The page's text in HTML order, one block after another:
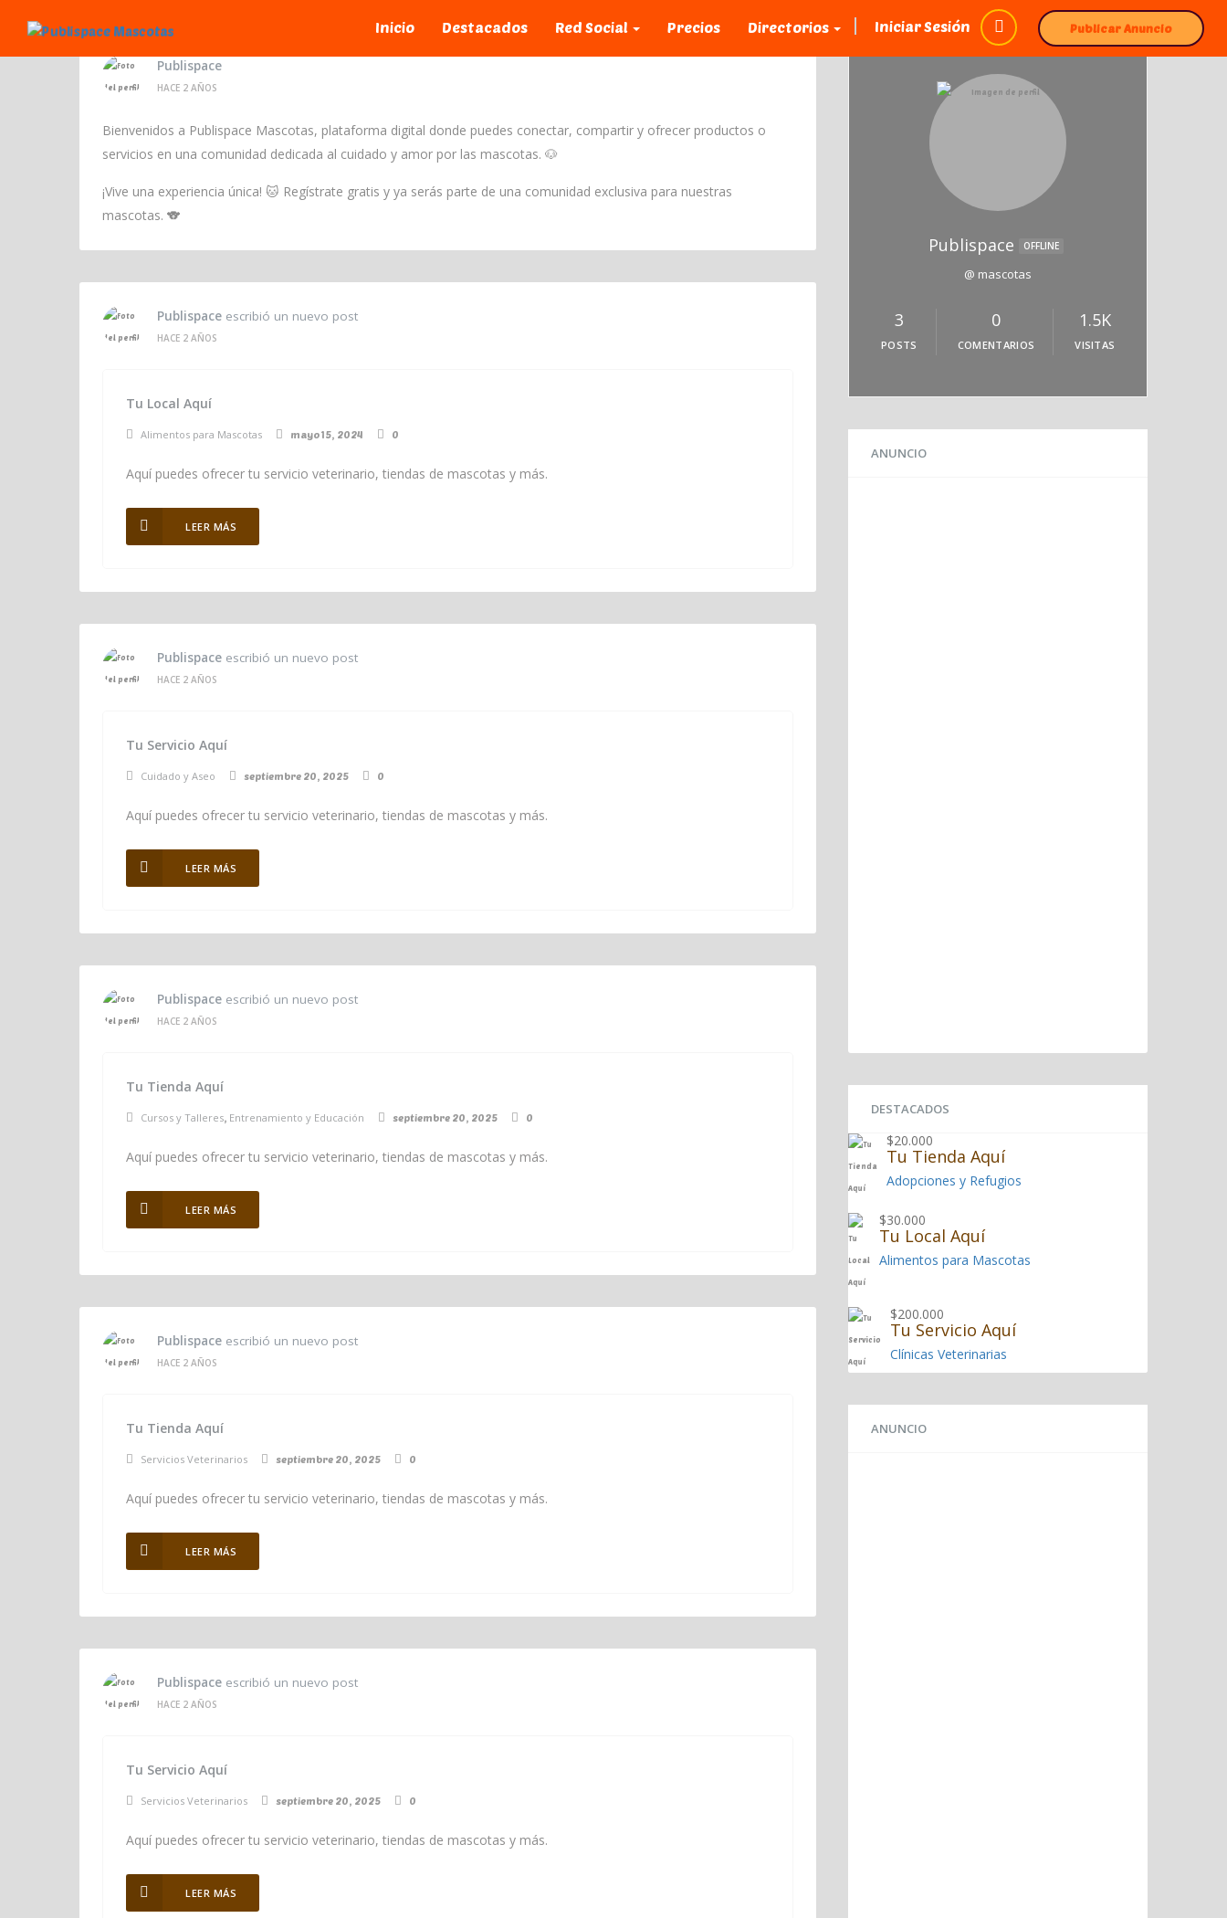
Iniciar Sesión Publicar Anuncio
Inicio Destacados Red Social Precios Directorios
Publispace
HACE 2 AÑOS
Bienvenidos a Publispace Mascotas, plataforma digital donde puedes conectar, compartir y ofrecer productos o
servicios en una comunidad dedicada al cuidado y amor por las mascotas. 🐶
¡Vive una experiencia única! 🐱 Regístrate gratis y ya serás parte de una comunidad exclusiva para nuestras
mascotas. 🐨
Publispace escribió un nuevo post
HACE 2 AÑOS
Tu Local Aquí
Alimentos para Mascotas mayo 15, 2024 0
Aquí puedes ofrecer tu servicio veterinario, tiendas de mascotas y más.
LEER MÁS
Publispace escribió un nuevo post
HACE 2 AÑOS
Tu Servicio Aquí
Cuidado y Aseo septiembre 20, 2025 0
Aquí puedes ofrecer tu servicio veterinario, tiendas de mascotas y más.
LEER MÁS
Publispace escribió un nuevo post
HACE 2 AÑOS
Tu Tienda Aquí
Cursos y Talleres, Entrenamiento y Educación septiembre 20, 2025 0
Aquí puedes ofrecer tu servicio veterinario, tiendas de mascotas y más.
LEER MÁS
Publispace escribió un nuevo post
HACE 2 AÑOS
Tu Tienda Aquí
Servicios Veterinarios septiembre 20, 2025 0
Aquí puedes ofrecer tu servicio veterinario, tiendas de mascotas y más.
LEER MÁS
Publispace escribió un nuevo post
HACE 2 AÑOS
Tu Servicio Aquí
Servicios Veterinarios septiembre 20, 2025 0
Aquí puedes ofrecer tu servicio veterinario, tiendas de mascotas y más.
LEER MÁS
Publispace OFFLINE
@ mascotas
3
POSTS
0
COMENTARIOS
1.5K
VISITAS
ANUNCIO
DESTACADOS
$20.000
Tu Tienda Aquí
Adopciones y Refugios
$30.000
Tu Local Aquí
Alimentos para Mascotas
$200.000
Tu Servicio Aquí
Clínicas Veterinarias
ANUNCIO